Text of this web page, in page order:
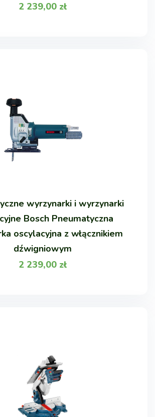
2 239,00 zł
wyrzynarki i wyrzynarki
Bosch Pneumatyczna
oscylacyjna z włącznikiem
dźwigniowym
2 239,00 zł